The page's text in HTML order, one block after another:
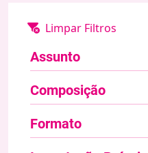
Assunto
Composição
Formato